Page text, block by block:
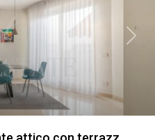
Next